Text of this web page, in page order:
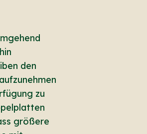
den
zu
größere